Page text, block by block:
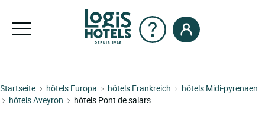
Startseite hôtels Europa hôtels Frankreich
hôtels Midi-pyrenaen
hôtels Aveyron
hôtels Pont de salars